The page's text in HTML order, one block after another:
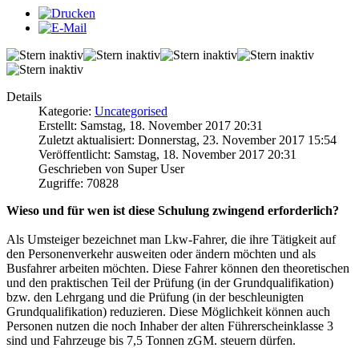
Details
Kategorie: Uncategorised
Erstellt: Samstag, 18. November 2017 20:31
Zuletzt aktualisiert: Donnerstag, 23. November 2017 15:54
Veröffentlicht: Samstag, 18. November 2017 20:31
Geschrieben von Super User
Zugriffe: 70828
Wieso und für wen ist diese Schulung zwingend erforderlich?
Als Umsteiger bezeichnet man Lkw-Fahrer, die ihre Tätigkeit auf
den Personenverkehr ausweiten oder ändern möchten und als
Busfahrer arbeiten möchten. Diese Fahrer können den theoretischen
und den praktischen Teil der Prüfung (in der Grundqualifikation)
bzw. den Lehrgang und die Prüfung (in der beschleunigten
Grundqualifikation) reduzieren. Diese Möglichkeit können auch
Personen nutzen die noch Inhaber der alten Führerscheinklasse 3
sind und Fahrzeuge bis 7,5 Tonnen zGM. steuern dürfen.